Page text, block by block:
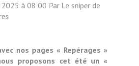
à 08:00 Par Le sniper de
nos pages « Repérages »
proposons cet été un «